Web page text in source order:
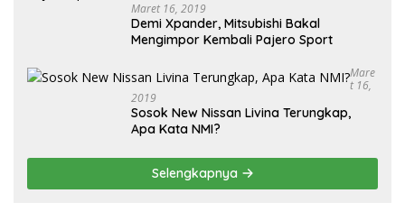
Maret 16, 2019
Demi Xpander, Mitsubishi Bakal
Mengimpor Kembali Pajero Sport
Mare
T 16,
2019
Sosok New Nissan Livina Terungkap,
Apa Kata NMI?
Selengkapnya